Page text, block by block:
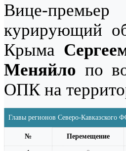
Вице-
курирующий
Крыма
Меняйло по
ОПК на
Главы регионов Северо-Кавказского
№ Перемещение